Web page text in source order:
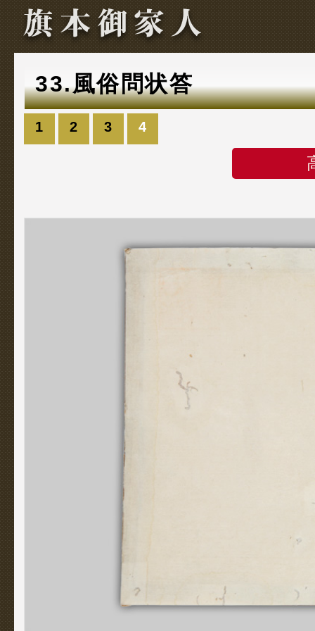
33.風俗問状答
1 2 3 4